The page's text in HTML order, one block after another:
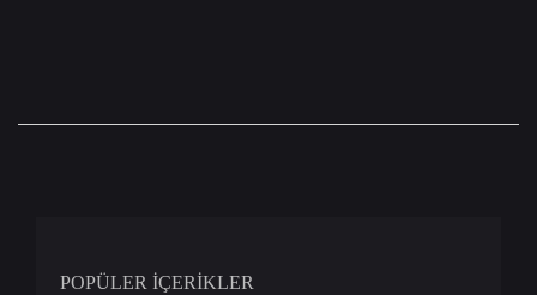
POPÜLER İÇERİKLER